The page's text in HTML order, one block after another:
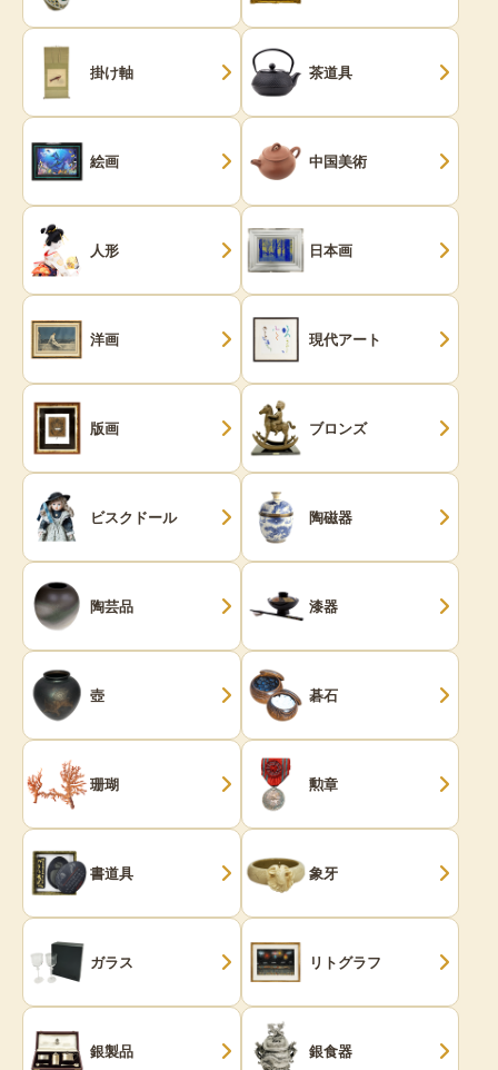
掛け軸 茶道具
絵画 中国美術
人形 日本画
洋画 現代アート
版画 ブロンズ
ビスクドール 陶磁器
陶芸品 漆器
壺 碁石
珊瑚 勲章
書道具 象牙
ガラス リトグラフ
銀製品 銀食器